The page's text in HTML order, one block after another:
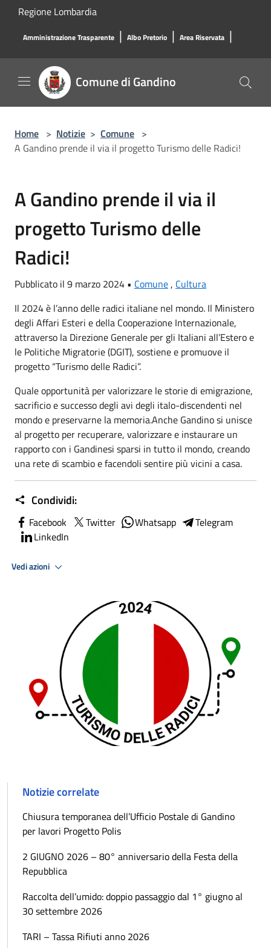
Salta al contenuto principale
Regione Lombardia
Amministrazione Trasparente | Albo Pretorio | Area Riservata |
Comune di Gandino
Home > Notizie > Comune >
A Gandino prende il via il progetto Turismo delle Radici!
A Gandino prende il via il
progetto Turismo delle
Radici!
Pubblicato il 9 marzo 2024 • Comune, Cultura
Il 2024 è l’anno delle radici italiane nel mondo. Il Ministero
degli Affari Esteri e della Cooperazione Internazionale,
attraverso la Direzione Generale per gli Italiani all’Estero e
le Politiche Migratorie (DGIT), sostiene e promuove il
progetto “Turismo delle Radici”.
Quale opportunità per valorizzare le storie di emigrazione,
sacrificio e successo degli avi degli italo-discendenti nel
mondo e preservarne la memoria.Anche Gandino si unisce
al progetto per recuperare, valorizzare e instaurare un
rapporto con i Gandinesi sparsi in tutto il mondo, creando
una rete di scambio e facendoli sentire più vicini a casa.
Condividi:
Facebook Twitter Whatsapp
Telegram
LinkedIn
Vedi azioni
Notizie correlate
Chiusura temporanea dell’Ufficio Postale di Gandino
per lavori Progetto Polis
2 GIUGNO 2026 – 80° anniversario della Festa della
Repubblica
Raccolta dell’umido: doppio passaggio dal 1° giugno al
30 settembre 2026
TARI – Tassa Rifiuti anno 2026